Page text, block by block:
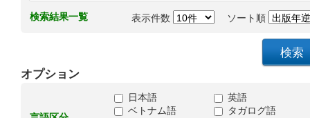
検索結果一覧 表示件数 ソート順
オプション
日本語
英語
ベトナム語
タガログ語